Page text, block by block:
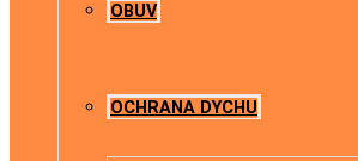
OBUV
OCHRANA DYCHU